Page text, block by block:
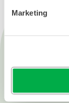
Marketing
Salle